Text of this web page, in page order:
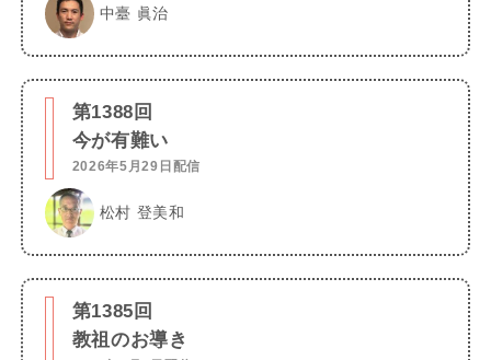
中臺 眞治
第1388回
今が有難い
2026年5月29日配信
松村 登美和
第1385回
教祖のお導き